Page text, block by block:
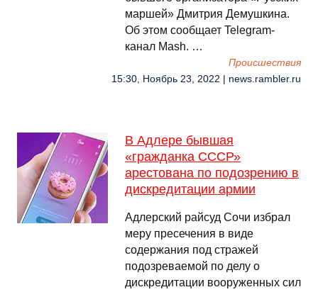
маршей» Дмитрия Демушкина.
Об этом сообщает Telegram-
канал Mash. …
Происшествия
15:30, Ноябрь 23, 2022 | news.rambler.ru
В Адлере бывшая
«гражданка СССР»
арестована по подозрению в
дискредитации армии
Адлерский райсуд Сочи избрал
меру пресечения в виде
содержания под стражей
подозреваемой по делу о
дискредитации вооруженных сил